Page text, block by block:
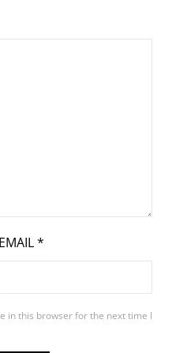
EMAIL*
in this browser for the next time I